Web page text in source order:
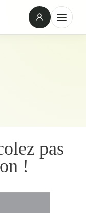
pas
!